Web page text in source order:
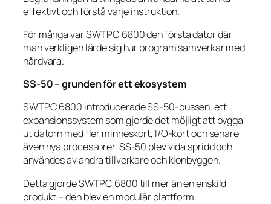
effektivt och förstå varje instruktion.
För många var SWTPC 6800 den första dator där
man verkligen lärde sig hur program samverkar med
hårdvara.
SS-50 – grunden för ett ekosystem
SWTPC 6800 introducerade SS-50-bussen, ett
expansionssystem som gjorde det möjligt att bygga
ut datorn med fler minneskort, I/O-kort och senare
även nya processorer. SS-50 blev vida spridd och
användes av andra tillverkare och klonbyggen.
Detta gjorde SWTPC 6800 till mer än en enskild
produkt – den blev en modulär plattform.